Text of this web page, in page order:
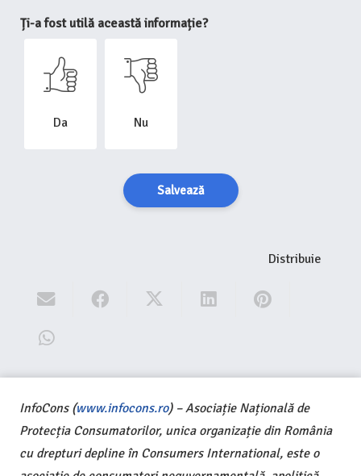
Ți-a fost utilă această informație?
Da Nu
Salvează
Distribuie
InfoCons (www.infocons.ro) – Asociație Națională de
Protecția Consumatorilor, unica organizație din România
cu drepturi depline în Consumers International, este o